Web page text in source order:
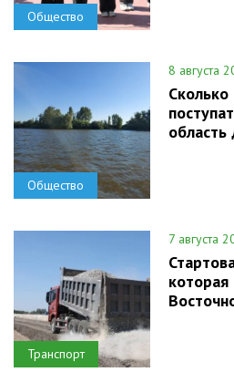
Общество
Общество
8 августа
область
Транспорт
7 августа
которая